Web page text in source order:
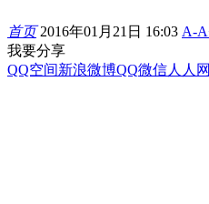
首页 2016年01月21日 16:03 A-
我要分享
QQ空间新浪微博QQ微信人人网